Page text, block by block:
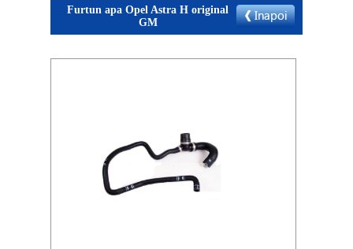
Furtun apa Opel Astra H original
GM